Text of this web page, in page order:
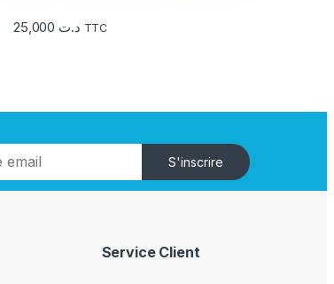
د.ت TTC
S'inscrire
Service Client